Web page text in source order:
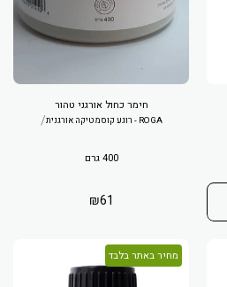
חימר כחול אורגני טהור
ROGA - רוגע קוסמטיקה אורגנית /
400 גרם
₪61
מחיר באתר בלבד